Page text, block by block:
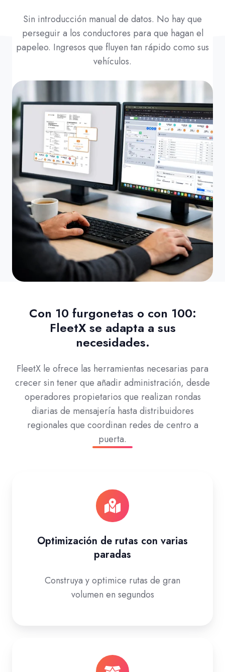
Sin introducción manual de datos. No hay que
perseguir a los conductores para que hagan el
papeleo. Ingresos que fluyen tan rápido como sus
vehículos.
Con 10 furgonetas o con 100:
FleetX se adapta a sus
necesidades.
FleetX le ofrece las herramientas necesarias para
crecer sin tener que añadir administración, desde
operadores propietarios que realizan rondas
diarias de mensajería hasta distribuidores
regionales que coordinan redes de centro a
puerta.
Optimización de rutas con varias
paradas
Construya y optimice rutas de gran
volumen en segundos